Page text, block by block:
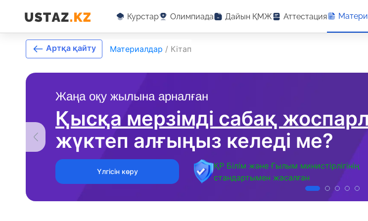
Курстар Олимпиада Дайын ҚМЖ Аттестация
Жаңа оқу жылына арналған
Қысқа мерзімді сабақ
жүктеп алғыңыз келеді ме?
Үлгісін көру
ҚР Білім және Ғылым министірлігінің
стандартымен жасалған
Артқа қайту Материалдар / Кітап